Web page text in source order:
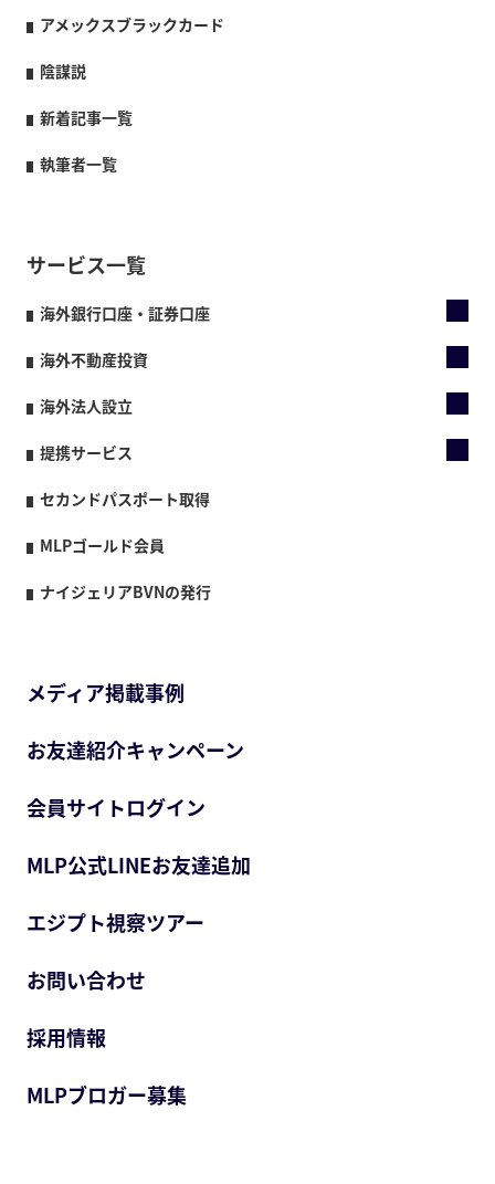
アメックスブラックカード
陰謀説
新着記事一覧
執筆者一覧
サービス一覧
海外銀行口座・証券口座
海外不動産投資
海外法人設立
提携サービス
セカンドパスポート取得
MLPゴールド会員
ナイジェリアBVNの発行
メディア掲載事例
お友達紹介キャンペーン
会員サイトログイン
MLP公式LINEお友達追加
エジプト視察ツアー
お問い合わせ
採用情報
MLPブロガー募集